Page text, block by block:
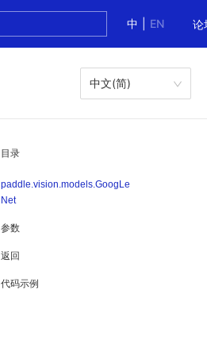
中
EN 论
中文(简)
目录
paddle.vision.models.GoogLe
Net
参数
返回
代码示例